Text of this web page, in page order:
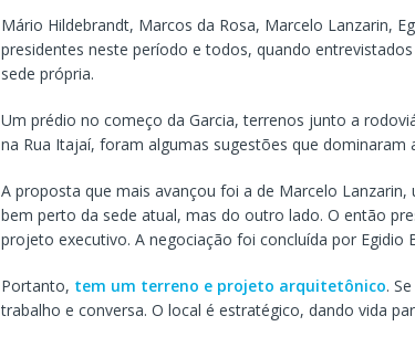
Mário Hildebrandt, Marcos da Rosa, Marcelo Lanzarin,
presidentes neste período e todos, quando
sede própria.
Um prédio no começo da Garcia, terrenos junto a
na Rua Itajaí, foram algumas sugestões que dominaram
A proposta que mais avançou foi a de Marcelo
bem perto da sede atual, mas do outro lado. O então
projeto executivo. A negociação foi concluída por Egidio
Portanto, tem um terreno e projeto arquitetônico.
trabalho e conversa. O local é estratégico, dando vida